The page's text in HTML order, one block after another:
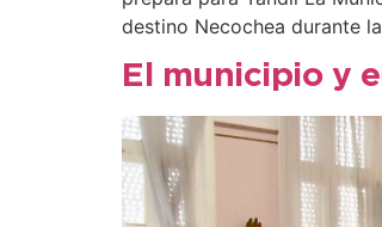
destino Necochea durante
El municipio y